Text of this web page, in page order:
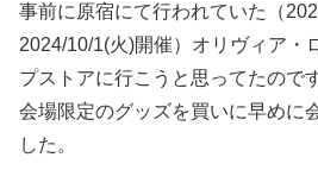
事前に原宿にて行われていた（
2024/10/1(火)開催）オリヴィア・
プストアに行こうと思ってたので
会場限定のグッズを買いに早めに
した。